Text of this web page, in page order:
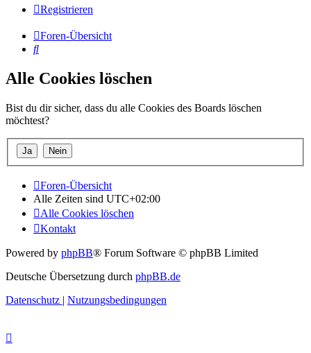
Registrieren
Foren-Übersicht
Suche
Alle Cookies löschen
Bist du dir sicher, dass du alle Cookies des Boards löschen
möchtest?
Foren-Übersicht
Alle Zeiten sind UTC+02:00
Alle Cookies löschen
Kontakt
Powered by phpBB® Forum Software © phpBB Limited
Deutsche Übersetzung durch phpBB.de
Datenschutz | Nutzungsbedingungen